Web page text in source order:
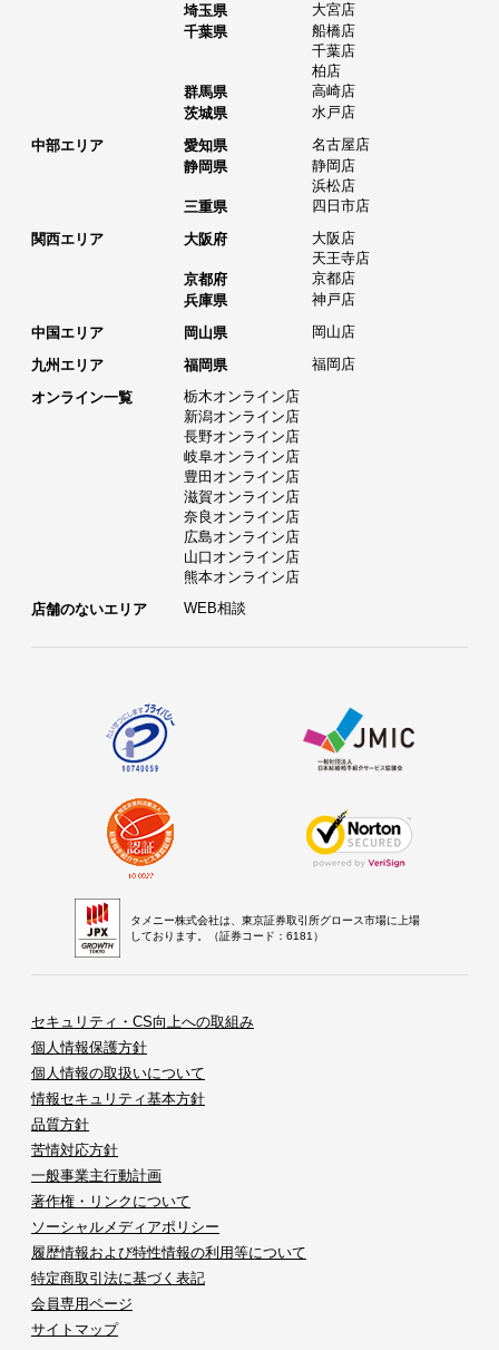
埼玉県
大宮店
千葉県
船橋店
千葉店
柏店
群馬県
高崎店
茨城県
水戸店
中部エリア
愛知県
名古屋店
静岡県
静岡店
浜松店
三重県
四日市店
関西エリア
大阪府
大阪店
天王寺店
京都府
京都店
兵庫県
神戸店
中国エリア
岡山県
岡山店
九州エリア
福岡県
福岡店
オンライン一覧
栃木オンライン店
新潟オンライン店
長野オンライン店
岐阜オンライン店
豊田オンライン店
滋賀オンライン店
奈良オンライン店
広島オンライン店
山口オンライン店
熊本オンライン店
店舗のないエリア
WEB相談
タメニー株式会社は、東京証券取引所グロース市場に上場
しております。（証券コード：6181）
セキュリティ・CS向上への取組み
個人情報保護方針
個人情報の取扱いについて
情報セキュリティ基本方針
品質方針
苦情対応方針
一般事業主行動計画
著作権・リンクについて
ソーシャルメディアポリシー
履歴情報および特性情報の利用等について
特定商取引法に基づく表記
会員専用ページ
サイトマップ